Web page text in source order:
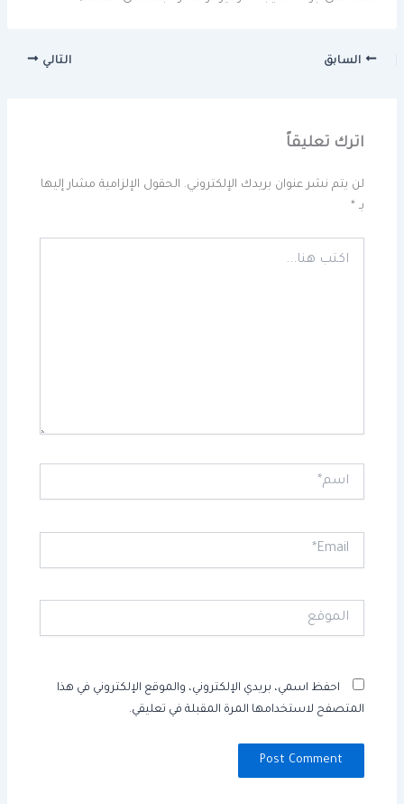
السابق التالي
اترك تعليقاً
لن يتم نشر عنوان بريدك الإلكتروني. الحقول الإلزامية مشار إليها
بـ *
هنا...
اسم*
Email*
الموقع
احفظ اسمي، بريدي الإلكتروني، والموقع الإلكتروني في هذا
المتصفح لاستخدامها المرة المقبلة في تعليقي.